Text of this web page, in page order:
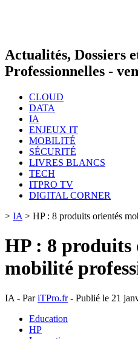
Actualités, Dossiers
Professionnelles -
CLOUD
DATA
IA
ENJEUX IT
MOBILITÉ
SÉCURITÉ
LIVRES BLANCS
TECH
ITPRO TV
DIGITAL CORNER
> IA > HP : 8 produits orientés
HP : 8 produits
mobilité
IA - PariTPro.fr- Publié le 21
Education
HP